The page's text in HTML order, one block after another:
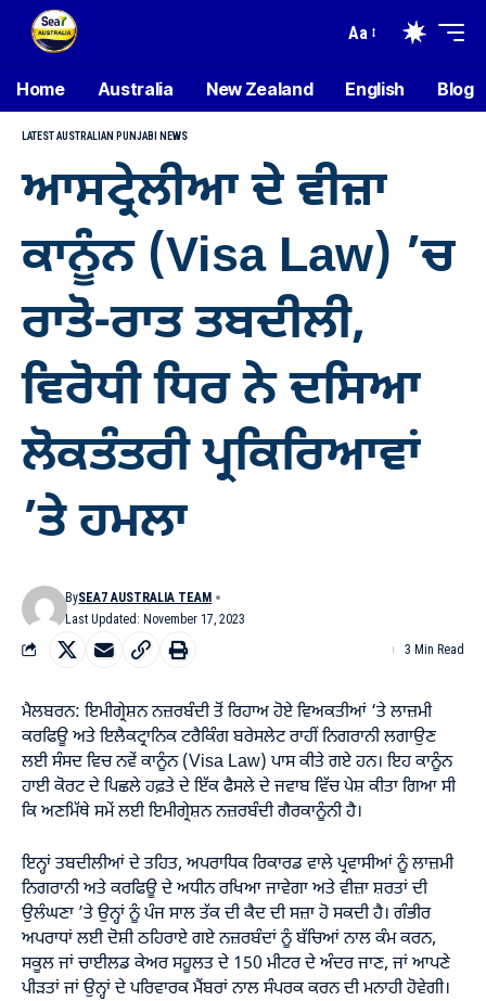
Aa
Home Australia New Zealand English Blog
LATEST AUSTRALIAN PUNJABI NEWS
ਆਸਟ੍ਰੇਲੀਆ ਦੇ ਵੀਜ਼ਾ
ਕਾਨੂੰਨ (Visa Law) ’ਚ
ਰਾਤੋ-ਰਾਤ ਤਬਦੀਲੀ,
ਵਿਰੋਧੀ ਧਿਰ ਨੇ ਦਸਿਆ
ਲੋਕਤੰਤਰੀ ਪ੍ਰਕਿਰਿਆਵਾਂ
’ਤੇ ਹਮਲਾ
Last Updated: November 17, 2023
BySEA7 AUSTRALIA TEAM
3 Min Read
ਮੈਲਬਰਨ: ਇਮੀਗ੍ਰੇਸ਼ਨ ਨਜ਼ਰਬੰਦੀ ਤੋਂ ਰਿਹਾਅ ਹੋਏ ਵਿਅਕਤੀਆਂ ‘ਤੇ ਲਾਜ਼ਮੀ
ਕਰਫਿਊ ਅਤੇ ਇਲੈਕਟ੍ਰਾਨਿਕ ਟਰੈਕਿੰਗ ਬਰੇਸਲੇਟ ਰਾਹੀਂ ਨਿਗਰਾਨੀ ਲਗਾਉਣ
ਲਈ ਸੰਸਦ ਵਿਚ ਨਵੇਂ ਕਾਨੂੰਨ (Visa Law) ਪਾਸ ਕੀਤੇ ਗਏ ਹਨ। ਇਹ ਕਾਨੂੰਨ
ਹਾਈ ਕੋਰਟ ਦੇ ਪਿਛਲੇ ਹਫ਼ਤੇ ਦੇ ਇੱਕ ਫੈਸਲੇ ਦੇ ਜਵਾਬ ਵਿੱਚ ਪੇਸ਼ ਕੀਤਾ ਗਿਆ ਸੀ
ਕਿ ਅਣਮਿੱਥੇ ਸਮੇਂ ਲਈ ਇਮੀਗ੍ਰੇਸ਼ਨ ਨਜ਼ਰਬੰਦੀ ਗੈਰਕਾਨੂੰਨੀ ਹੈ।
ਇਨ੍ਹਾਂ ਤਬਦੀਲੀਆਂ ਦੇ ਤਹਿਤ, ਅਪਰਾਧਿਕ ਰਿਕਾਰਡ ਵਾਲੇ ਪ੍ਰਵਾਸੀਆਂ ਨੂੰ ਲਾਜ਼ਮੀ
ਨਿਗਰਾਨੀ ਅਤੇ ਕਰਫਿਊ ਦੇ ਅਧੀਨ ਰਖਿਆ ਜਾਵੇਗਾ ਅਤੇ ਵੀਜ਼ਾ ਸ਼ਰਤਾਂ ਦੀ
ਉਲੰਘਣਾ ’ਤੇ ਉਨ੍ਹਾਂ ਨੂੰ ਪੰਜ ਸਾਲ ਤੱਕ ਦੀ ਕੈਦ ਦੀ ਸਜ਼ਾ ਹੋ ਸਕਦੀ ਹੈ। ਗੰਭੀਰ
ਅਪਰਾਧਾਂ ਲਈ ਦੋਸ਼ੀ ਠਹਿਰਾਏ ਗਏ ਨਜ਼ਰਬੰਦਾਂ ਨੂੰ ਬੱਚਿਆਂ ਨਾਲ ਕੰਮ ਕਰਨ,
ਸਕੂਲ ਜਾਂ ਚਾਈਲਡ ਕੇਅਰ ਸਹੂਲਤ ਦੇ 150 ਮੀਟਰ ਦੇ ਅੰਦਰ ਜਾਣ, ਜਾਂ ਆਪਣੇ
ਪੀੜਤਾਂ ਜਾਂ ਉਨ੍ਹਾਂ ਦੇ ਪਰਿਵਾਰਕ ਮੈਂਬਰਾਂ ਨਾਲ ਸੰਪਰਕ ਕਰਨ ਦੀ ਮਨਾਹੀ ਹੋਵੇਗੀ।